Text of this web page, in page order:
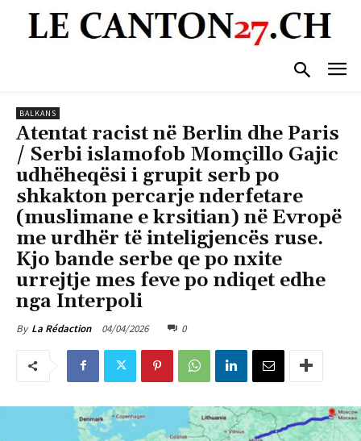
BALKANS
Atentat racist në Berlin dhe Paris
/ Serbi islamofob Momçillo Gajic
udhëheqësi i grupit serb po
shkakton percarje nderfetare
(muslimane e krsitian) në Evropë
me urdhër të inteligjencës ruse.
Kjo bande serbe qe po nxite
urrejtje mes feve po ndiqet edhe
nga Interpoli
By La Rédaction 04/04/2026 0